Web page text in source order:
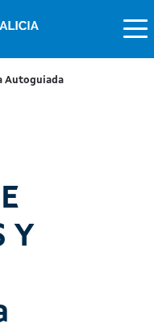
Autoguiada
Y